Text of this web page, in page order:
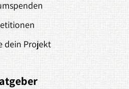
dein Projekt